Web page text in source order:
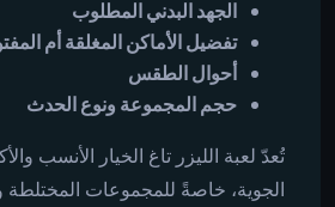
الجهد البدني المطلوب
تفضيل الأماكن المغلقة أم
أحوال الطقس
حجم المجموعة ونوع الحدث
تُعدّ لعبة الليزر تاغ الخيار الأنسب
الجوية، خاصةً للمجموعات المختلطة